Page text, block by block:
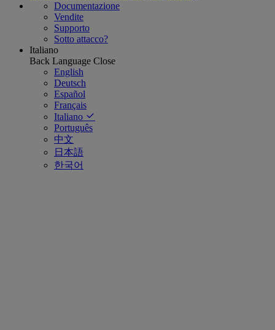
Documentazione
Vendite
Supporto
Sotto attacco?
Italiano
Back Language Close
English
Deutsch
Español
Français
Italiano
Português
中文
日本語
한국어